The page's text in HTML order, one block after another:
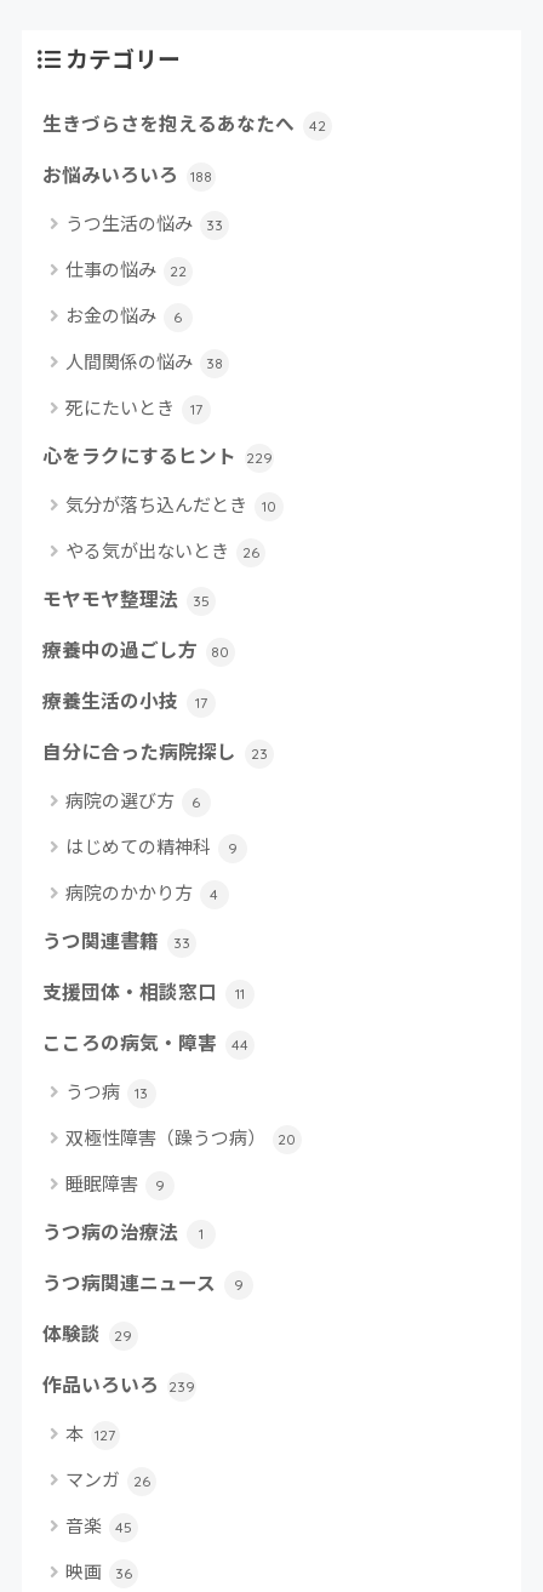
カテゴリー
生きづらさを抱えるあなたへ 42
お悩みいろいろ 188
うつ生活の悩み 33
仕事の悩み 22
お金の悩み 6
人間関係の悩み 38
死にたいとき 17
心をラクにするヒント 229
気分が落ち込んだとき 10
やる気が出ないとき 26
モヤモヤ整理法 35
療養中の過ごし方 80
療養生活の小技 17
自分に合った病院探し 23
病院の選び方 6
はじめての精神科 9
病院のかかり方 4
うつ関連書籍 33
支援団体・相談窓口 11
こころの病気・障害 44
うつ病 13
双極性障害（躁うつ病） 20
睡眠障害 9
うつ病の治療法 1
うつ病関連ニュース 9
体験談 29
作品いろいろ 239
本 127
マンガ 26
音楽 45
映画 36